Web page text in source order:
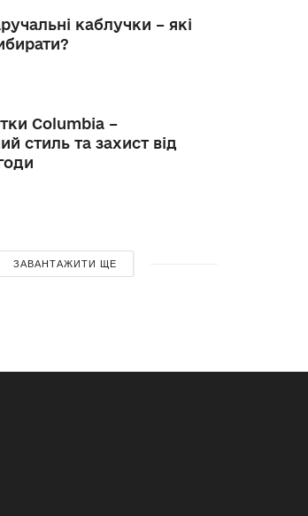
каблучки – які
Columbia –
стиль та захист від
ЗАВАНТАЖИТИ ЩЕ